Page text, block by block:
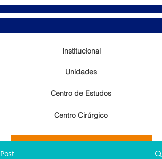
Unidades
Centro Cirúrgico
Centro de Estudos
Institucional
Post